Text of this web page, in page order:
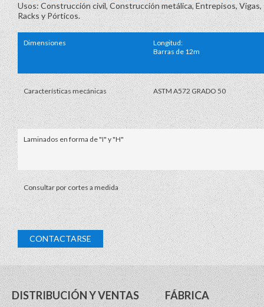
Usos: Construcción civíl, Construcción metálica, Entrepisos,
Racks y Pórticos.
Dimensiones
Longitud:
Barras de 12m
Características mecánicas ASTM A572 GRADO 50
Laminados en forma de "I" y "H"
Consultar por cortes a medida
CONTACTARSE
DISTRIBUCIÓN Y VENTAS FÁBRICA